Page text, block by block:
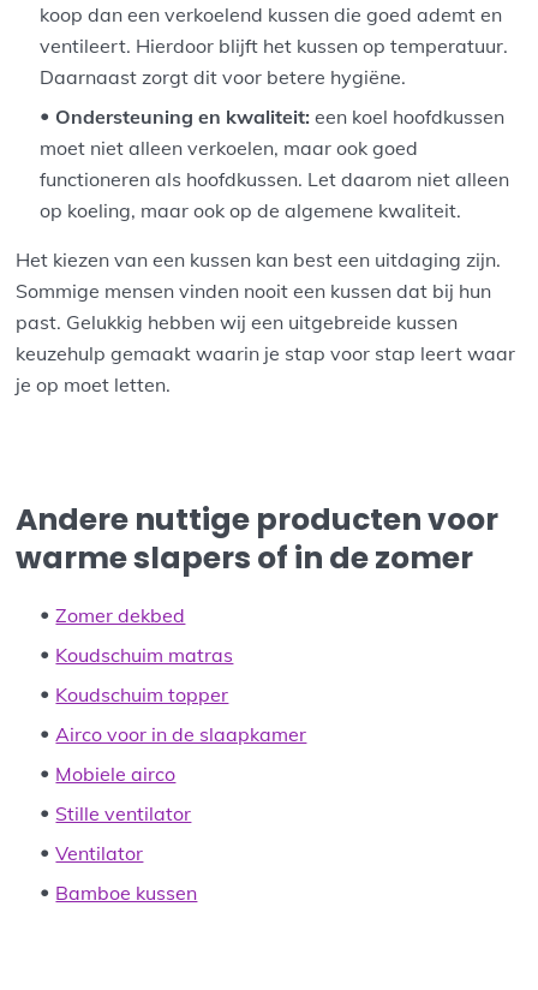
koop dan een verkoelend kussen die goed ademt en
ventileert. Hierdoor blijft het kussen op temperatuur.
Daarnaast zorgt dit voor betere hygiëne.
Ondersteuning en kwaliteit: een koel hoofdkussen
moet niet alleen verkoelen, maar ook goed
functioneren als hoofdkussen. Let daarom niet alleen
op koeling, maar ook op de algemene kwaliteit.
Het kiezen van een kussen kan best een uitdaging zijn.
Sommige mensen vinden nooit een kussen dat bij hun
past. Gelukkig hebben wij een uitgebreide kussen
keuzehulp gemaakt waarin je stap voor stap leert waar
je op moet letten.
Andere nuttige producten voor
warme slapers of in de zomer
Zomer dekbed
Koudschuim matras
Koudschuim topper
Airco voor in de slaapkamer
Mobiele airco
Stille ventilator
Ventilator
Bamboe kussen